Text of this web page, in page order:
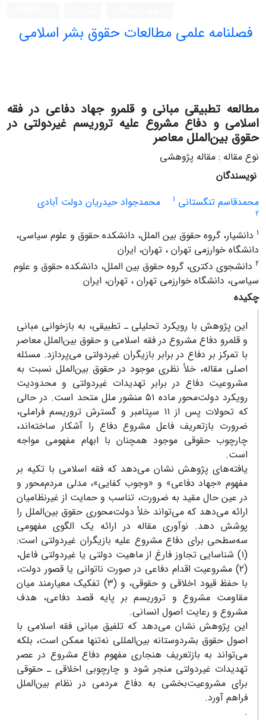
فصلنامه علمی مطالعات حقوق بشر اسلامی
مطالعه تطبیقی مبانی و قلمرو جهاد دفاعی در فقه
اسلامی و دفاع مشروع علیه تروریسم غیردولتی در
حقوق بین‌الملل معاصر
نوع مقاله : مقاله پژوهشی
نویسندگان
محمدقاسم تنگستانی 1 محمدجواد حیدریان دولت آبادی
2
1 دانشیار، گروه حقوق بین الملل، دانشکده حقوق و علوم سیاسی،
دانشگاه خوارزمی تهران ، تهران، ایران
2 دانشجوی دکتری، گروه حقوق بین الملل، دانشکده حقوق و علوم
سیاسی، دانشگاه خوارزمی تهران ، تهران، ایران
چکیده
این پژوهش با رویکرد تحلیلی ـ تطبیقی، به بازخوانی مبانی
و قلمرو دفاع مشروع در فقه اسلامی و حقوق بین‌الملل معاصر
با تمرکز بر دفاع در برابر بازیگران غیردولتی می‌پردازد. مسئله
اصلی مقاله، خلأ نظری موجود در حقوق بین‌الملل نسبت به
مشروعیت دفاع در برابر تهدیدات غیردولتی و محدودیت
رویکرد دولت‌محور ماده ۵۱ منشور ملل متحد است. در حالی
که تحولات پس از ۱۱ سپتامبر و گسترش تروریسم فراملی،
ضرورت بازتعریف فاعل مشروع دفاع را آشکار ساخته‌اند،
چارچوب حقوقی موجود همچنان با ابهام مفهومی مواجه
است.
یافته‌های پژوهش نشان می‌دهد که فقه اسلامی با تکیه بر
مفهوم «جهاد دفاعی» و «وجوب کفایی»، مدلی مردم‌محور و
در عین حال مقید به ضرورت، تناسب و حمایت از غیرنظامیان
ارائه می‌دهد که می‌تواند خلأ دولت‌محوری حقوق بین‌الملل را
پوشش دهد. نوآوری مقاله در ارائه یک الگوی مفهومی
سه‌سطحی برای دفاع مشروع علیه بازیگران غیردولتی است:
(۱) شناسایی تجاوز فارغ از ماهیت دولتی یا غیردولتی فاعل،
(۲) مشروعیت اقدام دفاعی در صورت ناتوانی یا قصور دولت،
با حفظ قیود اخلاقی و حقوقی، و (۳) تفکیک معیارمند میان
مقاومت مشروع و تروریسم بر پایه قصد دفاعی، هدف
مشروع و رعایت اصول انسانی.
این پژوهش نشان می‌دهد که تلفیق مبانی فقه اسلامی با
اصول حقوق بشردوستانه بین‌المللی نه‌تنها ممکن است، بلکه
می‌تواند به بازتعریف هنجاری مفهوم دفاع مشروع در عصر
تهدیدات غیردولتی منجر شود و چارچوبی اخلاقی ـ حقوقی
برای مشروعیت‌بخشی به دفاع مردمی در نظام بین‌الملل
فراهم آورد.
.